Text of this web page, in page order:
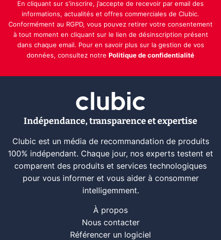
En cliquant sur s'inscrire, j’accepte de recevoir par email des
informations, actualités et offres commerciales de Clubic.
Conformément au RGPD, vous pouvez retirer votre consentement
à tout moment en cliquant sur le lien de désinscription présent
dans chaque email. Pour en savoir plus sur la gestion de vos
données, consultez notre Politique de confidentialité
Indépendance, transparence et expertise
Clubic est un média de recommandation de produits
100% indépendant. Chaque jour, nos experts testent et
comparent des produits et services technologiques
pour vous informer et vous aider à consommer
intelligemment.
À propos
Nous contacter
Référencer un logiciel